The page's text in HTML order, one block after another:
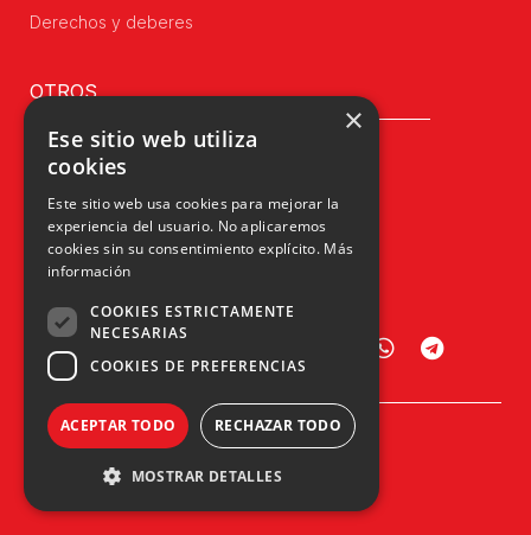
Derechos y deberes
OTROS
Juventudes Navarras
Municipios
Contacto
Plaza Príncipe de Viana, 1, 4º
info@upn.org · 948 223 402
×
Ese sitio web utiliza
cookies
Este sitio web usa cookies para mejorar la
experiencia del usuario. No aplicaremos
cookies sin su consentimiento explícito. Más
información
COOKIES ESTRICTAMENTE
NECESARIAS
COOKIES DE PREFERENCIAS
ACEPTAR TODO RECHAZAR TODO
MOSTRAR DETALLES